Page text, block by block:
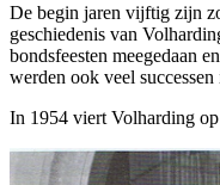
De begin jaren vijftig zijn
geschiedenis van
bondsfeesten meegedaan
werden ook veel
In 1954 viert Volharding